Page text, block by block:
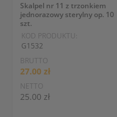
Skalpel nr 11 z trzonkiem
jednorazowy sterylny op. 10
szt.
KOD PRODUKTU:
G1532
BRUTTO
27.00 zł
NETTO
25.00 zł